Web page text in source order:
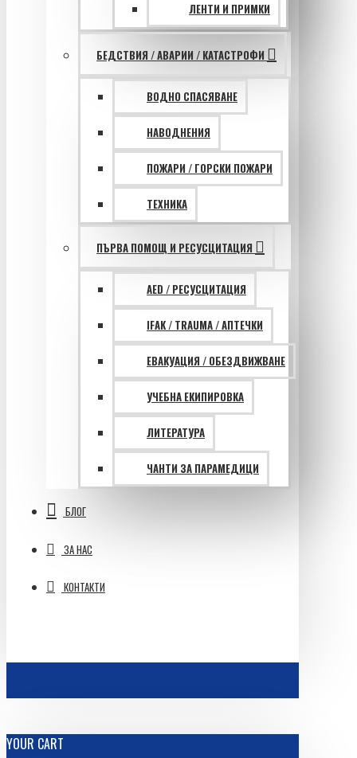
ЛЕНТИ И ПРИМКИ
БЕДСТВИЯ / АВАРИИ / КАТАСТРОФИ
ВОДНО СПАСЯВАНЕ
НАВОДНЕНИЯ
ПОЖАРИ / ГОРСКИ ПОЖАРИ
ТЕХНИКА
ПЪРВА ПОМОЩ И РЕСУСЦИТАЦИЯ
AED / РЕСУСЦИТАЦИЯ
IFAK / TRAUMA / АПТЕЧКИ
ЕВАКУАЦИЯ / ОБЕЗДВИЖВАНЕ
УЧЕБНА ЕКИПИРОВКА
ЛИТЕРАТУРА
ЧАНТИ ЗА ПАРАМЕДИЦИ
БЛОГ
ЗА НАС
КОНТАКТИ
YOUR CART